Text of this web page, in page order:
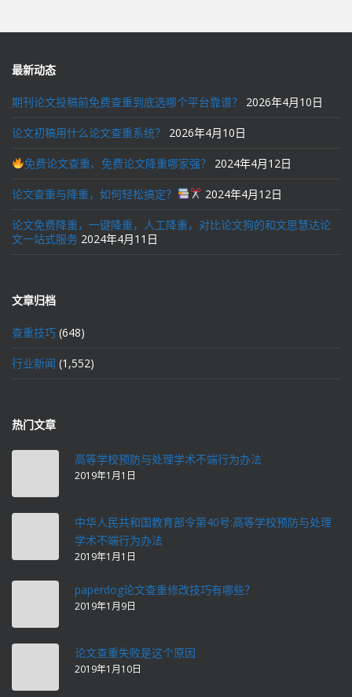
航
最新动态
期刊论文投稿前免费查重到底选哪个平台靠谱？ 2026年4月10日
论文初稿用什么论文查重系统？ 2026年4月10日
免费论文查重、免费论文降重哪家强？ 2024年4月12日
论文查重与降重，如何轻松搞定？ 2024年4月12日
论文免费降重，一键降重，人工降重，对比论文狗的和文思慧达论
文一站式服务 2024年4月11日
文章归档
查重技巧 (648)
行业新闻 (1,552)
热门文章
高等学校预防与处理学术不端行为办法
2019年1月1日
中华人民共和国教育部令第40号:高等学校预防与处理
学术不端行为办法
2019年1月1日
paperdog论文查重修改技巧有哪些？
2019年1月9日
论文查重失败是这个原因
2019年1月10日